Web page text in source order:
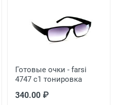
Готовые очки - farsi
4747 c1 тонировка
340.00 ₽